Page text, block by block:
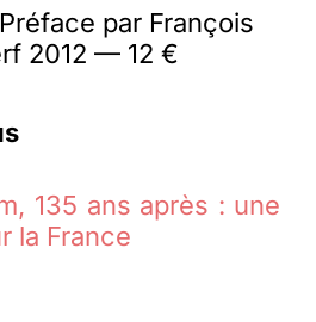
par François
2012 — 12 €
135 ans après : une
la France